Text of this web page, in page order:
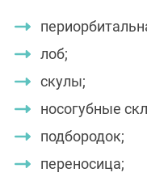
лоб;
скулы;
носогубные
подбородок;
переносица;